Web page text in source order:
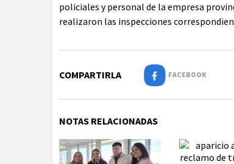
policiales y personal de la empresa
realizaron las inspecciones
COMPARTIRLA FACEBOOK
NOTAS RELACIONADAS